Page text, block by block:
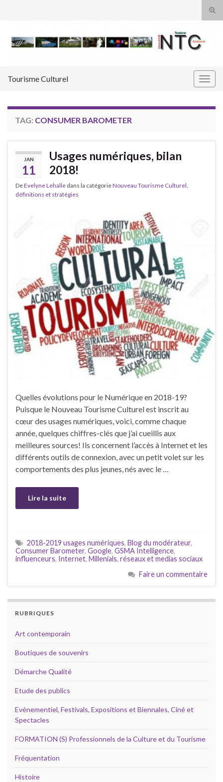
Tourisme Culturel
TAG: CONSUMER BAROMETER
JAN
11
Usages numériques, bilan
2018!
DeEvelyne Lehalle dans la catégorieNouveau Tourisme Culturel,
définitions et stratégies
Quelles évolutions pour le Numérique en 2018-19?
Puisque le Nouveau Tourisme Culturel est inscrit au
cœur des usages numériques, voici, comme chaque
année, quelques chiffres-clés que j’ai cueillis aux
meilleures sources! Ils concernent l’accès à Internet et les
différents outils de connexion, avec un petit volet sur les
comportements des plus jeunes, nés avec le …
Lire la suite
2018-2019 usages numériques, Blog du modérateur,
Consumer Barometer, Google, GSMA Intelligence,
influenceurs, Internet, Millenials, réseaux et medias sociaux
Faire un commentaire
RUBRIQUES
Art contemporain
Boutiques de souvenirs
Démarche Qualité
Etude des publics
Evénementiel, Festivals, Expositions et Biennales, Ciné et
Spectacles
FORMATION (S) Professionnels de la Culture et du Tourisme
Fréquentation
Histoire